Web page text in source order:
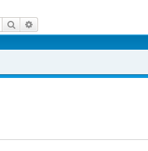
Rechercher